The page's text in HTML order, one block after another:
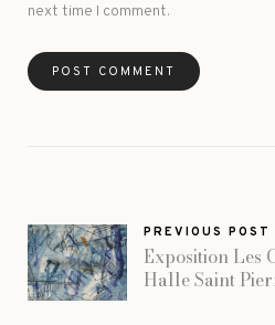
next time I comment.
PREVIOUS POST
Exposition Les
Halle Saint